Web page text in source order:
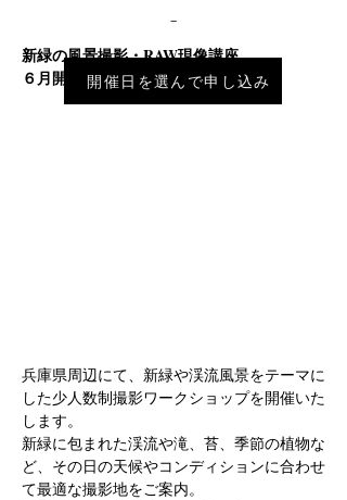
_
新緑の風景撮影・RAW現像講座
６月開催｜兵庫県周辺
兵庫県周辺にて、新緑や渓流風景をテーマに
した少人数制撮影ワークショップを開催いた
します。
新緑に包まれた渓流や滝、苔、季節の植物な
ど、その日の天候やコンディションに合わせ
て最適な撮影地をご案内。
開催日を選んで申し込み